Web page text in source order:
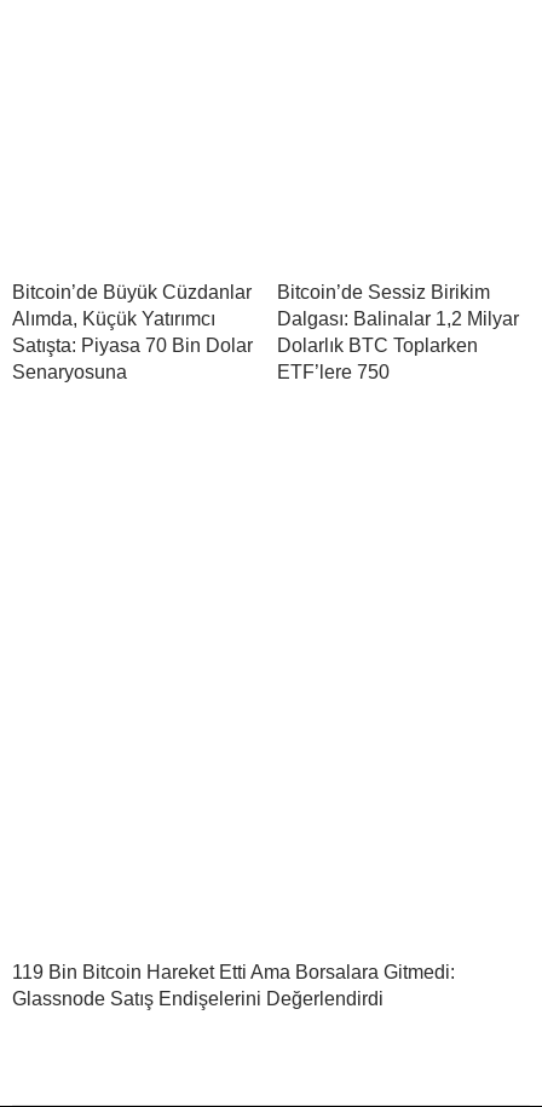
Bitcoin’de Büyük Cüzdanlar
Alımda, Küçük Yatırımcı
Satışta: Piyasa 70 Bin Dolar
Senaryosuna
Bitcoin’de Sessiz Birikim
Dalgası: Balinalar 1,2 Milyar
Dolarlık BTC Toplarken
ETF’lere 750
119 Bin Bitcoin Hareket Etti Ama Borsalara Gitmedi:
Glassnode Satış Endişelerini Değerlendirdi